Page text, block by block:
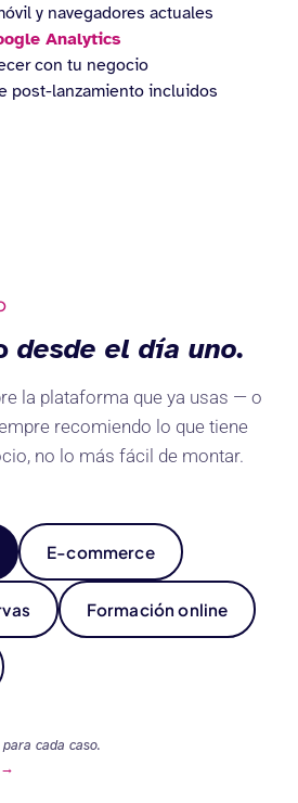
y navegadores actuales
Analytics
con tu negocio
post-lanzamiento incluidos
desde el día uno.
la plataforma que ya usas — o
recomiendo lo que tiene
no lo más fácil de montar.
E-commerce
Formación online
cada caso.
→